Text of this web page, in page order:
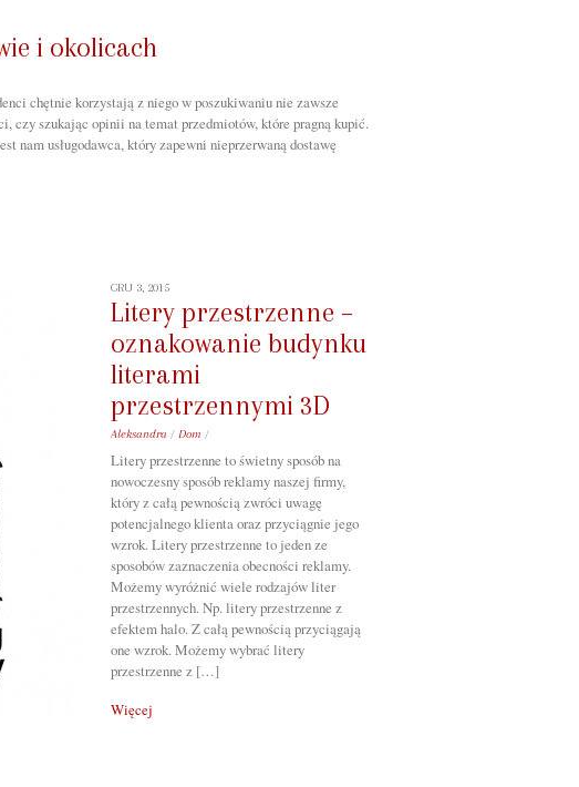
i okolicach
chętnie korzystają z niego w poszukiwaniu nie zawsze
czy szukając opinii na temat przedmiotów, które pragną kupić.
nam usługodawca, który zapewni nieprzerwaną dostawę
GRU 3, 2015
Litery przestrzenne –
oznakowanie budynku
literami
przestrzennymi 3D
Aleksandra / Dom /
Litery przestrzenne to świetny sposób na
nowoczesny sposób reklamy naszej firmy,
który z całą pewnością zwróci uwagę
potencjalnego klienta oraz przyciągnie jego
wzrok. Litery przestrzenne to jeden ze
sposobów zaznaczenia obecności reklamy.
Możemy wyróżnić wiele rodzajów liter
przestrzennych. Np. litery przestrzenne z
efektem halo. Z całą pewnością przyciągają
one wzrok. Możemy wybrać litery
przestrzenne z […]
Więcej